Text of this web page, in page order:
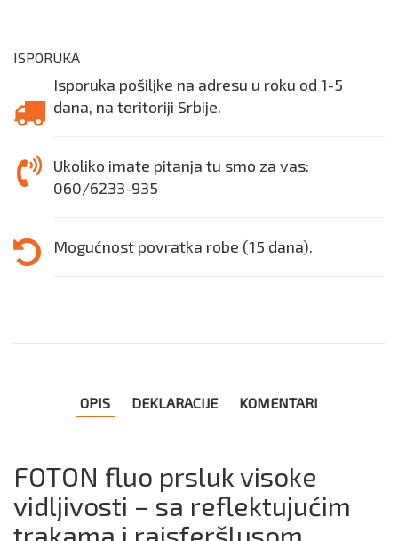
ISPORUKA
Isporuka pošiljke na adresu u roku od 1-5
dana, na teritoriji Srbije.
Ukoliko imate pitanja tu smo za vas:
060/6233-935
Mogućnost povratka robe (15 dana).
OPIS DEKLARACIJE KOMENTARI
FOTON fluo prsluk visoke
vidljivosti – sa reflektujućim
trakama i rajsferšlusom